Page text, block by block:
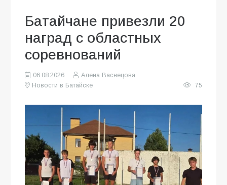
Батайчане привезли 20
наград с областных
соревнований
06.08.2026
Алена Васнецова
Новости в Батайске
75